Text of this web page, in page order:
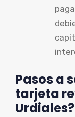
Pasos a
tarjeta
Urdiales?